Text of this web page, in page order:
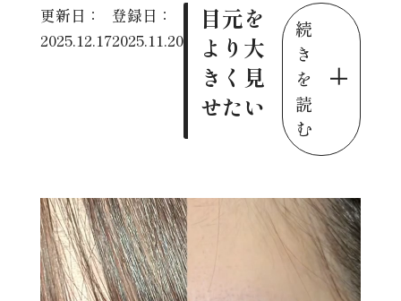
更新日：
2025.12.17
登録日：
2025.11.20
目元を
より大
きく見
せたい
続
き
を
読
む